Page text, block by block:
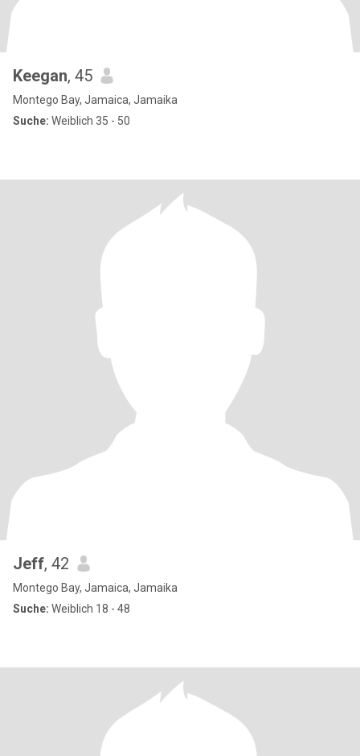
Keegan, 45
Montego Bay, Jamaica, Jamaika
Suche: Weiblich 35 - 50
Jeff, 42
Montego Bay, Jamaica, Jamaika
Suche: Weiblich 18 - 48